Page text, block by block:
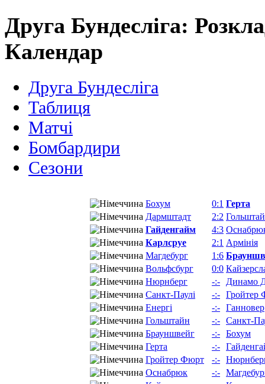
Друга Бундесліга:
Календар
Друга Бундесліга
Таблиця
Матчi
Бомбардири
Сезони
Бохум 0:1 Герта
Дармштадт
2:2
Гайденгайм
4:3
Карлсруе
2:1 Армінія
Магдебург
1:6
Вольфсбург
0:0
Нюрнберг
-:-
Динамо
Санкт-Паулі
-:- Гройтер
Енергі
-:- Ганновер
Гольштайн
-:- Санкт-
Брауншвейг
-:- Бохум
Герта
-:-
Гройтер Фюрт
-:-
Оснабрюк
-:-